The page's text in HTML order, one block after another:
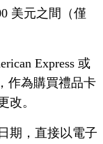
美元之間（僅
Express 或
作為購買禮品卡
改。
期，直接以電子